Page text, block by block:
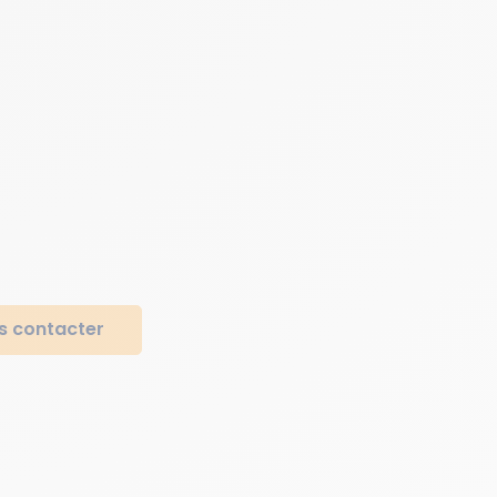
contacter